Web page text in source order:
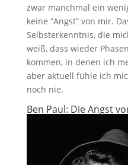
zwar manchmal ein
keine “Angst” von mir.
Selbsterkenntnis, die
weiß, dass wieder
kommen, in denen ich
aber aktuell fühle ich
noch nie.
Ben Paul: Die Angst